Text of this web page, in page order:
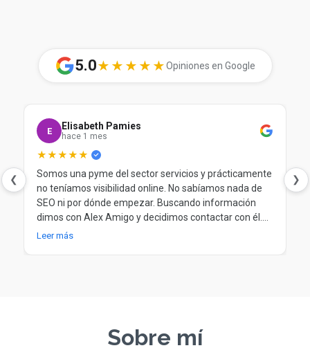
5.0★★★★★Opiniones en Google
❮ ❯
E Elisabeth Pamies
hace 1 mes
★★★★★
Somos una pyme del sector servicios y prácticamente
no teníamos visibilidad online. No sabíamos nada de
SEO ni por dónde empezar. Buscando información
dimos con Alex Amigo y decidimos contactar con él.
Desde el principio nos ayudó a entender nuestra
Leer más
Sobre mí